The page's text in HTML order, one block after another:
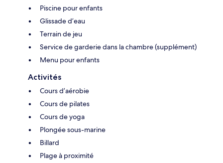
Piscine pour enfants
Glissade d’eau
Terrain de jeu
Service de garderie dans la chambre (supplément)
Menu pour enfants
Activités
Cours d’aérobie
Cours de pilates
Cours de yoga
Plongée sous-marine
Billard
Plage à proximité